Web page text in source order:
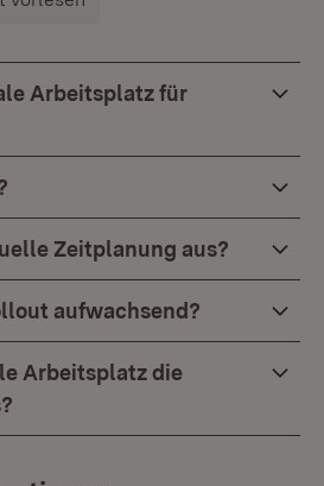
Arbeitsplatz für
Zeitplanung aus?
aufwachsend?
Arbeitsplatz die